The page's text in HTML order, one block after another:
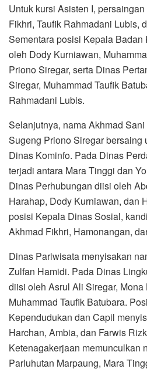
Untuk kursi Asisten I,
Fikhri, Taufik Rahmadani Lubis,
Sementara posisi Kepala
oleh Dody Kurniawan,
Priono Siregar, serta Dinas
Siregar, Muhammad Taufik
Rahmadani Lubis.
Selanjutnya, nama Akhmad
Sugeng Priono Siregar bersaing
Dinas Kominfo. Pada Dinas
terjadi antara Mara Tinggi dan
Dinas Perhubungan diisi oleh
Harahap, Dody Kurniawan, dan
posisi Kepala Dinas Sosial,
Akhmad Fikhri, Hamonangan,
Dinas Pariwisata menyisakan
Zulfan Hamidi. Pada Dinas
diisi oleh Asrul Ali Siregar,
Muhammad Taufik Batubara.
Kependudukan dan Capil
Harchan, Ambia, dan Farwis
Ketenagakerjaan memunculkan
Parluhutan Marpaung, Mara